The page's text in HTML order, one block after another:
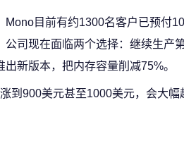
Mono目前有约1300名客户已预付
公司现在面临两个选择：继续生产
新版本，把内存容量削减75%。
到900美元甚至1000美元，会大幅